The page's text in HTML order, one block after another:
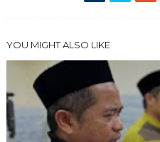
YOU MIGHT ALSO LIKE